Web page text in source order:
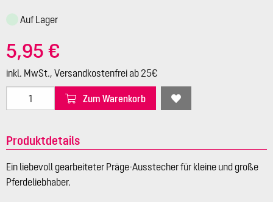
Auf Lager
5,95 €
inkl. MwSt., Versandkostenfrei ab 25€
Zum Warenkorb
Produktdetails
Ein liebevoll gearbeiteter Präge-Ausstecher für kleine und große
Pferdeliebhaber.